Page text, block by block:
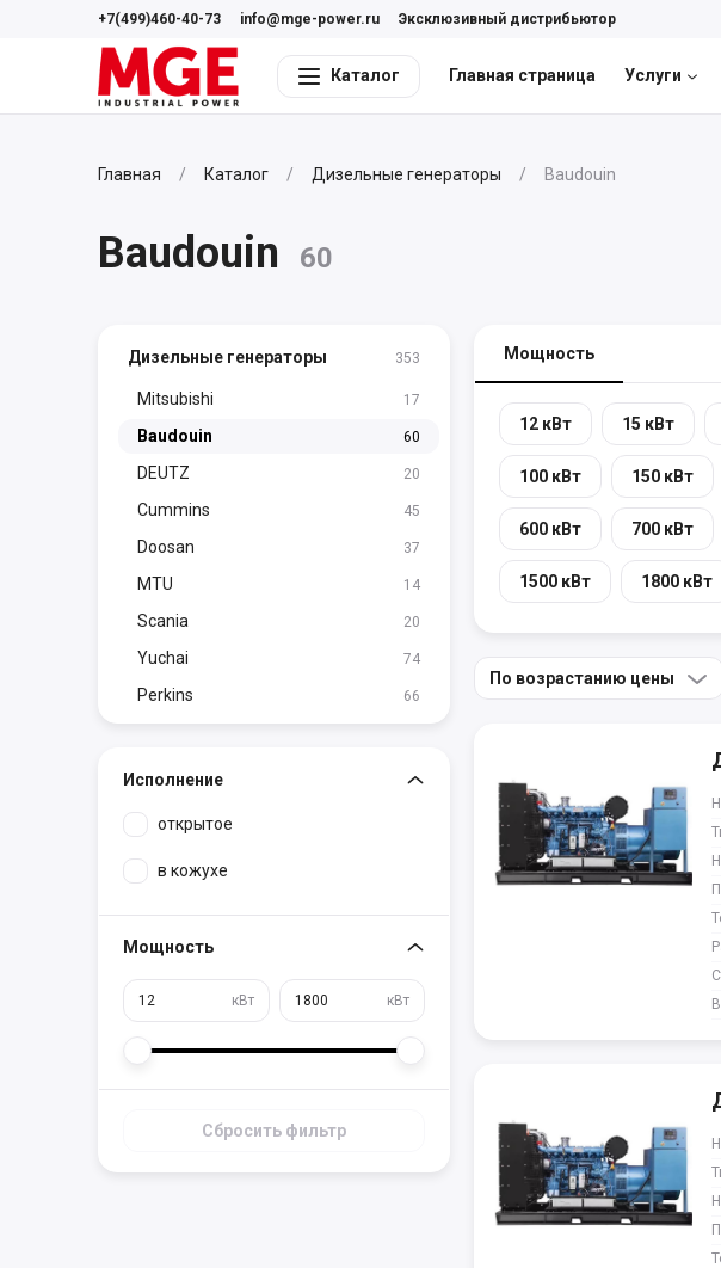
+7(499)460-40-73 info@mge-power.ru Эксклюзивный дистрибьютор
Каталог Главная страница Услуги
Главная Каталог Дизельные генераторы Baudouin
Baudouin 60
Дизельные генераторы 353
Mitsubishi 17
Baudouin 60
DEUTZ 20
Cummins 45
Doosan 37
MTU 14
Scania 20
Yuchai 74
Perkins 66
Исполнение
открытое
в кожухе
Мощность
кВт кВт
Сбросить фильтр
Мощность
12 кВт 15 кВт
100 кВт 150 кВт
600 кВт 700 кВт
1500 кВт 1800 кВт
По возрастанию цены